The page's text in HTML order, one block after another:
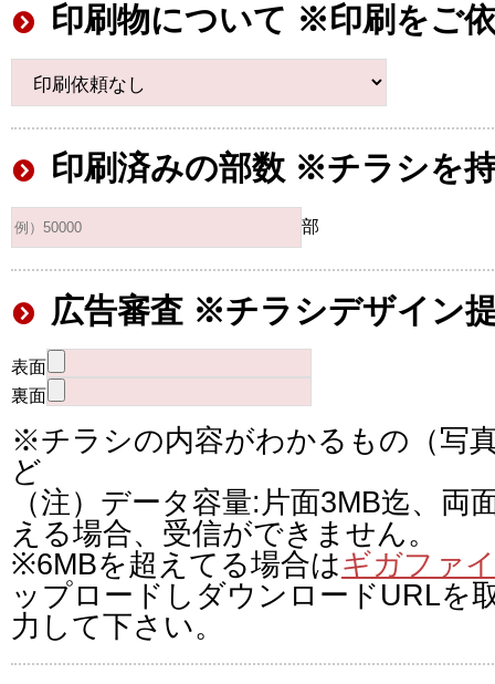
印刷物について ※印刷をご
印刷済みの部数 ※チラシを
部
広告審査 ※チラシデザイン
表面
裏面
※チラシの内容がわかるもの（写
ど
（注）データ容量:片面3MB迄、両
える場合、受信ができません。
※6MBを超えてる場合はギガファ
ップロードしダウンロードURLを
力して下さい。